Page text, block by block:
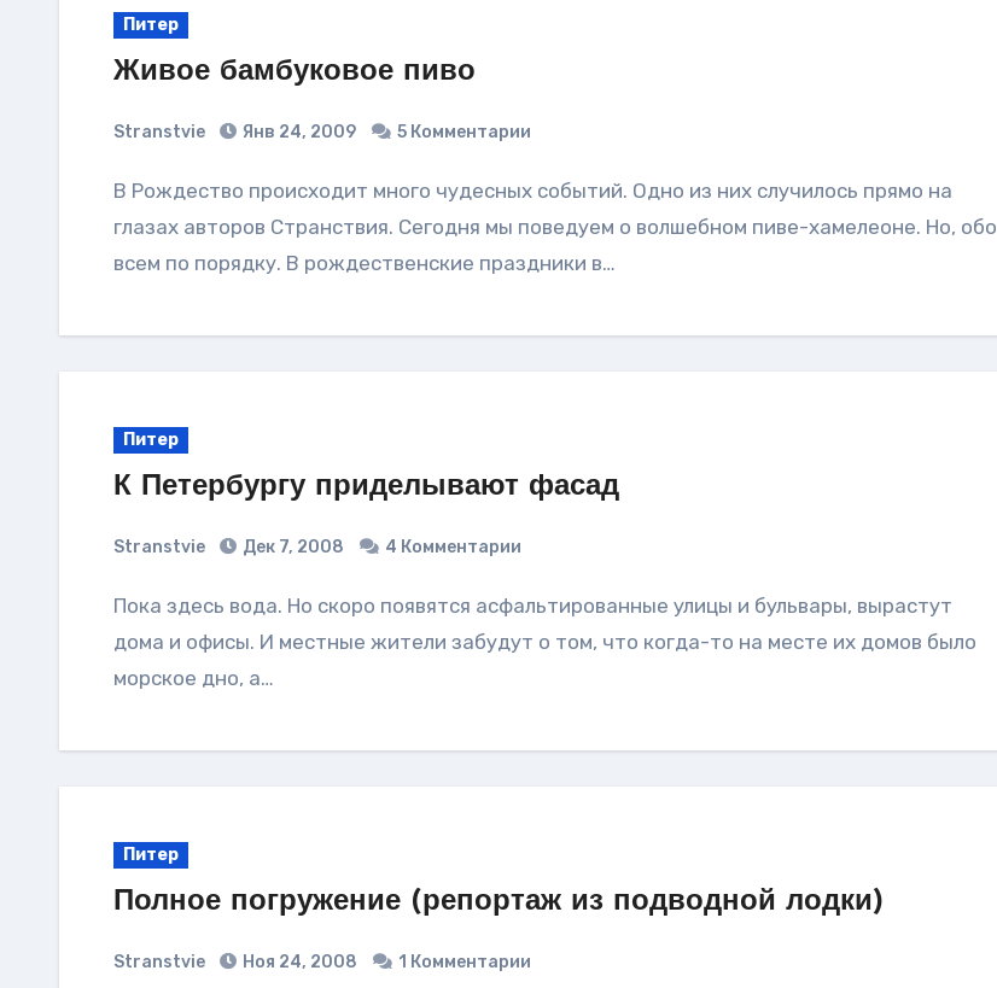
Питер
Живое бамбуковое пиво
Stranstvie Янв 24, 2009 5 Комментарии
В Рождество происходит много чудесных событий. Одно из них случилось прямо на
глазах авторов Странствия. Сегодня мы поведуем о волшебном пиве-хамелеоне. Но, обо
всем по порядку. В рождественские праздники в…
Питер
К Петербургу приделывают фасад
Stranstvie Дек 7, 2008 4 Комментарии
Пока здесь вода. Но скоро появятся асфальтированные улицы и бульвары, вырастут
дома и офисы. И местные жители забудут о том, что когда-то на месте их домов было
морское дно, а…
Питер
Полное погружение (репортаж из подводной лодки)
Stranstvie Ноя 24, 2008 1 Комментарии